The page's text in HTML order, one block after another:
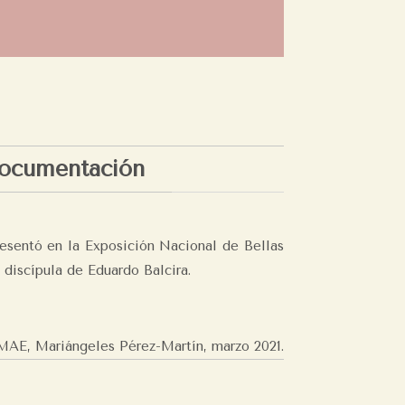
en la Exposición Nacional de Bellas
de Eduardo Balcira.
Mariángeles Pérez-Martín, marzo 2021.